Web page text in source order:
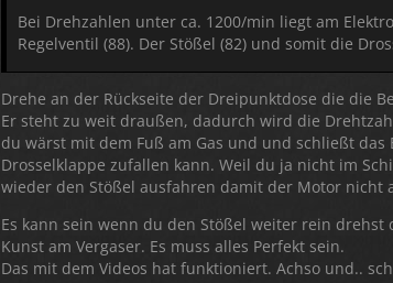
Bei Drehzahlen unter ca. 1200/min liegt am
Regelventil (88). Der Stößel (82) und somit die
Drehe an der Rückseite der Dreipunktdose die die
Er steht zu weit draußen, dadurch wird die
du wärst mit dem Fuß am Gas und und schließt
Drosselklappe zufallen kann. Weil du ja nicht im
wieder den Stößel ausfahren damit der Motor nicht
Es kann sein wenn du den Stößel weiter rein
Kunst am Vergaser. Es muss alles Perfekt sein.
Das mit dem Videos hat funktioniert. Achso und..